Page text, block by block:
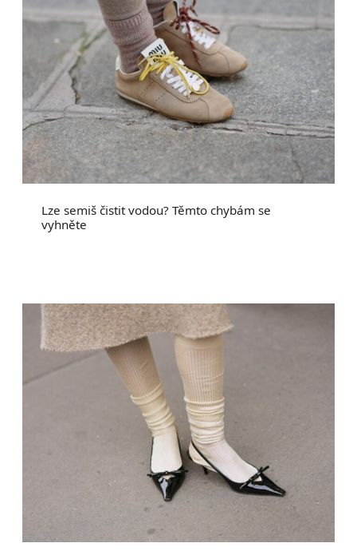
Lze semiš čistit vodou? Těmto chybám se
vyhněte